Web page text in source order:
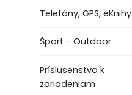
Telefóny, GPS, eKnihy
Šport - Outdoor
Príslusenstvo k
zariadeniam